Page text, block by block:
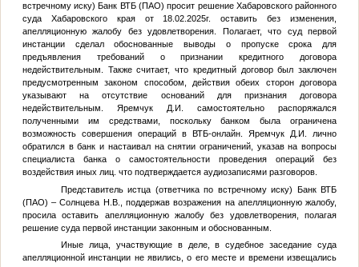
встречному иску) Банк ВТБ (ПАО) просит решение Хабаровского районного
суда Хабаровского края от 18.02.2025г. оставить без изменения,
апелляционную жалобу без удовлетворения. Полагает, что суд первой
инстанции сделал обоснованные выводы о пропуске срока для
предъявления требований о признании кредитного договора
недействительным. Также считает, что кредитный договор был заключен
предусмотренным законом способом, действия обеих сторон договора
указывают на отсутствие оснований для признания договора
недействительным. Яремчук Д.И. самостоятельно распоряжался
полученными им средствами, поскольку банком была ограничена
возможность совершения операций в ВТБ-онлайн. Яремчук Д.И. лично
обратился в банк и настаивал на снятии ограничений, указав на вопросы
специалиста банка о самостоятельности проведения операций без
воздействия иных лиц. что подтверждается аудиозаписями разговоров.
Представитель истца (ответчика по встречному иску) Банк ВТБ
(ПАО) – Солнцева Н.В., поддержав возражения на апелляционную жалобу,
просила оставить апелляционную жалобу без удовлетворения, полагая
решение суда первой инстанции законным и обоснованным.
Иные лица, участвующие в деле, в судебное заседание суда
апелляционной инстанции не явились, о его месте и времени извещались